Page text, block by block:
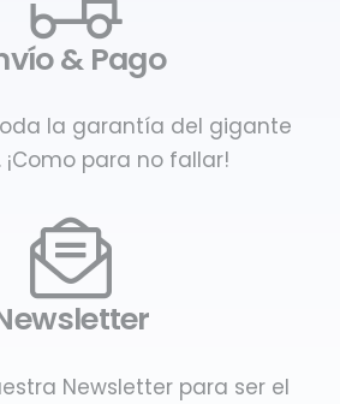
& Pago
la garantía del gigante
¡Como para no fallar!
Newsletter para ser el